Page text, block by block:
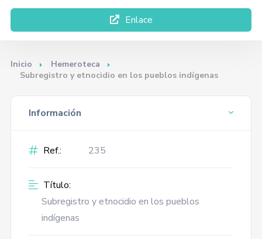
Enlace
Inicio
Hemeroteca
Subregistro y etnocidio en los pueblos indígenas
Información
Ref.: 235
Título:
Subregistro y etnocidio en los pueblos
indígenas